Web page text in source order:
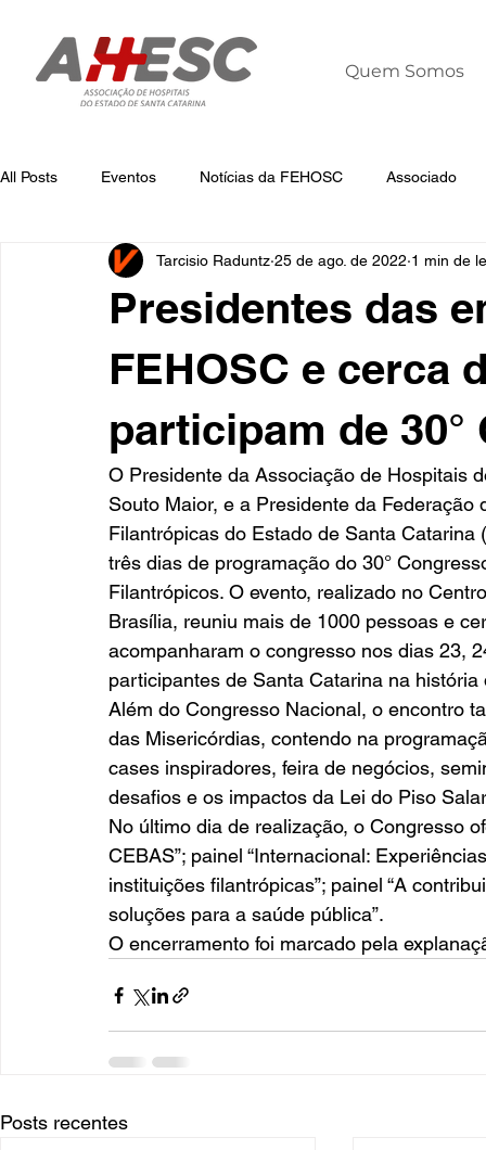
Quem Somos
All Posts Eventos Notícias da FEHOSC Associado
Notícias da AHESC Liderança Dia
Presidentes das
FEHOSC e cerca
participam de
Tarcisio Raduntz 25 de ago. de 2022 1 min de
O Presidente da Associação de Hospitais
Souto Maior, e a Presidente da
Filantrópicas do Estado de Santa
três dias de programação do 30°
Filantrópicos. O evento, realizado no
Brasília, reuniu mais de 1000 pessoas e
acompanharam o congresso nos dias 23,
participantes de Santa Catarina na
Além do Congresso Nacional, o encontro
das Misericórdias, contendo na
cases inspiradores, feira de negócios,
desafios e os impactos da Lei do Piso
No último dia de realização, o Congresso
CEBAS”; painel “Internacional:
instituições filantrópicas”; painel “A
soluções para a saúde pública”.
O encerramento foi marcado pela
Posts recentes